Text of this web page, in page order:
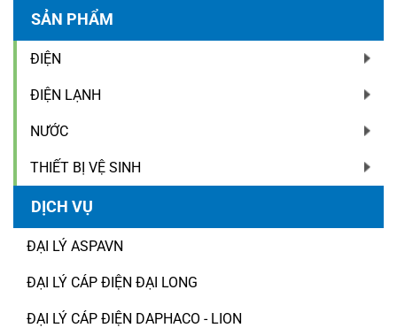
SẢN PHẨM
ĐIỆN
ĐIỆN LẠNH
NƯỚC
THIẾT BỊ VỆ SINH
DỊCH VỤ
ĐẠI LÝ ASPAVN
ĐẠI LÝ CÁP ĐIỆN ĐẠI LONG
ĐẠI LÝ CÁP ĐIỆN DAPHACO - LION